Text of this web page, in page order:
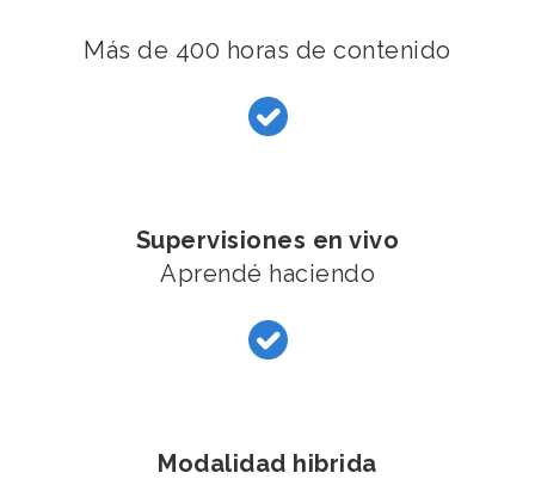
Más de 400 horas de contenido
Supervisiones en vivo
Aprendé haciendo
Modalidad hibrida